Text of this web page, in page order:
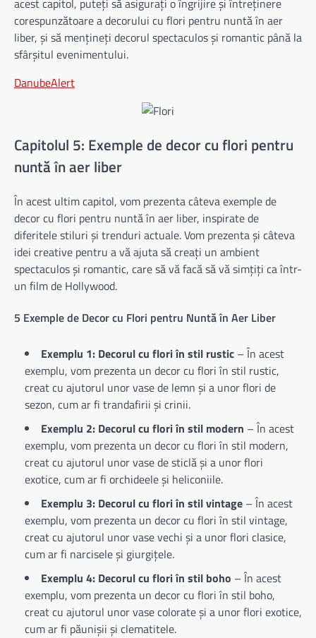
acest capitol, puteți să asigurați o îngrijire și întreținere
corespunzătoare a decorului cu flori pentru nuntă în aer
liber, și să mențineți decorul spectaculos și romantic până la
sfârșitul evenimentului.
DanubeAlert
Capitolul 5: Exemple de decor cu flori pentru
nuntă în aer liber
În acest ultim capitol, vom prezenta câteva exemple de
decor cu flori pentru nuntă în aer liber, inspirate de
diferitele stiluri și trenduri actuale. Vom prezenta și câteva
idei creative pentru a vă ajuta să creați un ambient
spectaculos și romantic, care să vă facă să vă simțiți ca într-
un film de Hollywood.
5 Exemple de Decor cu Flori pentru Nuntă în Aer Liber
Exemplu 1: Decorul cu flori în stil rustic – În acest
exemplu, vom prezenta un decor cu flori în stil rustic,
creat cu ajutorul unor vase de lemn și a unor flori de
sezon, cum ar fi trandafirii și crinii.
Exemplu 2: Decorul cu flori în stil modern – În acest
exemplu, vom prezenta un decor cu flori în stil modern,
creat cu ajutorul unor vase de sticlă și a unor flori
exotice, cum ar fi orchideele și heliconiile.
Exemplu 3: Decorul cu flori în stil vintage – În acest
exemplu, vom prezenta un decor cu flori în stil vintage,
creat cu ajutorul unor vase vechi și a unor flori clasice,
cum ar fi narcisele și giurgițele.
Exemplu 4: Decorul cu flori în stil boho – În acest
exemplu, vom prezenta un decor cu flori în stil boho,
creat cu ajutorul unor vase colorate și a unor flori exotice,
cum ar fi păunișii și clematitele.